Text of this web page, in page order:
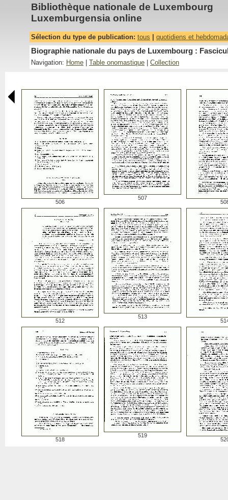
Bibliothèque nationale de Luxembourg
Luxemburgensia online
Sélection du type de publication: tous quotidiens et
Biographie nationale du pays de Luxembourg :
Navigation: Home Table onomastique Collection
506
507
512
513
518
519